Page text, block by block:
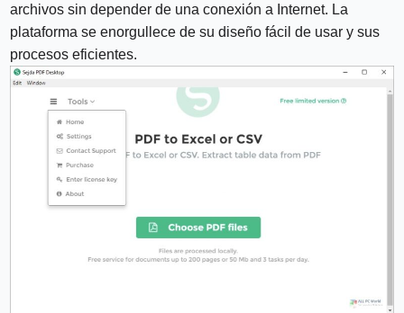
archivos sin depender de una conexión a Internet. La
plataforma se enorgullece de su diseño fácil de usar y sus
procesos eficientes.